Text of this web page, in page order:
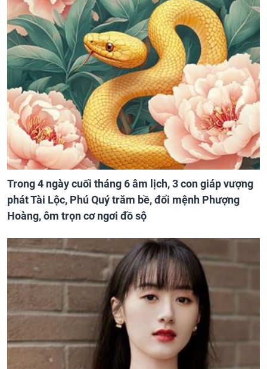
Trong 4 ngày cuối tháng 6 âm lịch, 3 con giáp vượng
phát Tài Lộc, Phú Quý trăm bề, đổi mệnh Phượng
Hoàng, ôm trọn cơ ngơi đồ sộ